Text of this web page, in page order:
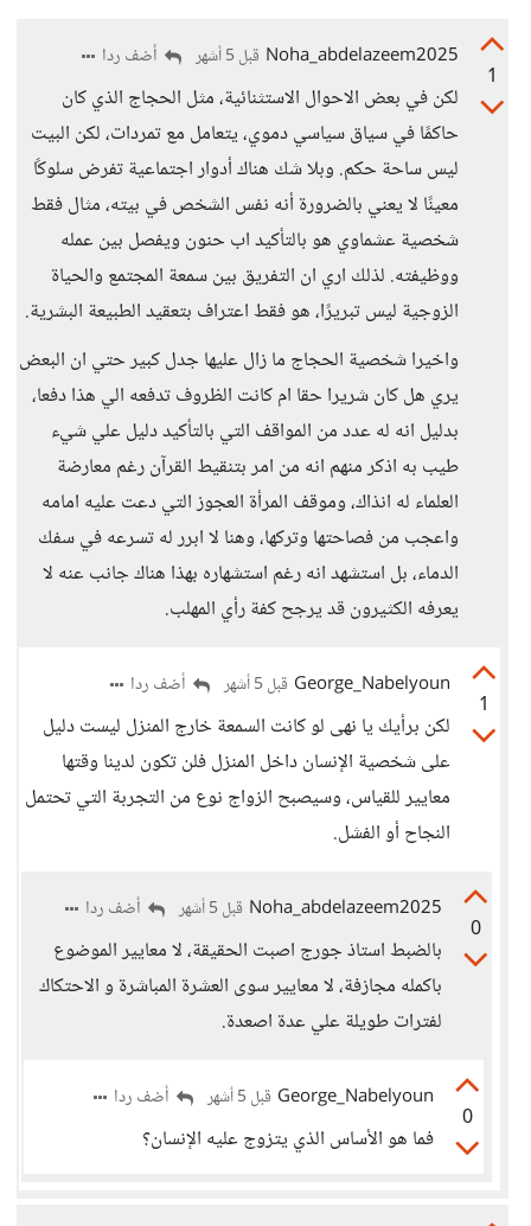
1
Noha_abdelazeem2025 قبل 5 أشهر أضف ردا
لكن في بعض الاحوال الاستثنائية، مثل الحجاج الذي كان
حاكمًا في سياق سياسي دموي، يتعامل مع تمردات، لكن البيت
ليس ساحة حكم. وبلا شك هناك أدوار اجتماعية تفرض سلوكًا
معينًا لا يعني بالضرورة أنه نفس الشخص في بيته، مثال فقط
شخصية عشماوي هو بالتأكيد اب حنون ويفصل بين عمله
ووظيفته. لذلك اري ان التفريق بين سمعة المجتمع والحياة
الزوجية ليس تبريرًا، هو فقط اعتراف بتعقيد الطبيعة البشرية.
واخيرا شخصية الحجاج ما زال عليها جدل كبير حتي ان البعض
يري هل كان شريرا حقا ام كانت الظروف تدفعه الي هذا دفعا،
بدليل انه له عدد من المواقف التي بالتأكيد دليل علي شيء
طيب به اذكر منهم انه من امر بتنقيط القرآن رغم معارضة
العلماء له انذاك، وموقف المرأة العجوز التي دعت عليه امامه
واعجب من فصاحتها وتركها، وهنا لا ابرر له تسرعه في سفك
الدماء، بل استشهد انه رغم استشهاره بهذا هناك جانب عنه لا
يعرفه الكثيرون قد يرجح كفة رأي المهلب.
1
George_Nabelyoun قبل 5 أشهر أضف ردا
لكن برأيك يا نهى لو كانت السمعة خارج المنزل ليست دليل
على شخصية الإنسان داخل المنزل فلن تكون لدينا وقتها
معايير للقياس، وسيصبح الزواج نوع من التجربة التي تحتمل
النجاح أو الفشل.
0
Noha_abdelazeem2025 قبل 5 أشهر أضف ردا
بالضبط استاذ جورج اصبت الحقيقة، لا معايير الموضوع
باكمله مجازفة، لا معايير سوى العشرة المباشرة و الاحتكاك
لفترات طويلة علي عدة اصعدة.
0
George_Nabelyoun قبل 5 أشهر أضف ردا
فما هو الأساس الذي يتزوج عليه الإنسان؟